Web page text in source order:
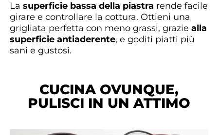
La superficie bassa della piastra rende facile
girare e controllare la cottura. Ottieni una
grigliata perfetta con meno grassi, grazie alla
superficie antiaderente, e goditi piatti più
sani e gustosi.
CUCINA OVUNQUE,
PULISCI IN UN ATTIMO